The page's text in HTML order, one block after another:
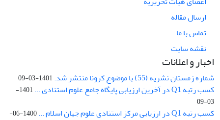
ارسال مقاله
تماس با ما
نقشه سایت
اخبار و اعلانات
شماره زمستان نشریه (55) با موضوع کرونا منتشر شد. 1401-03-09
کسب رتبه Q1 در آخرین ارزیابی پایگاه جامع علوم استنادی ...
1401-
03-09
کسب رتبه Q1 در ارزیابی مرکز استنادی علوم جهان اسلام ...
1400-06-